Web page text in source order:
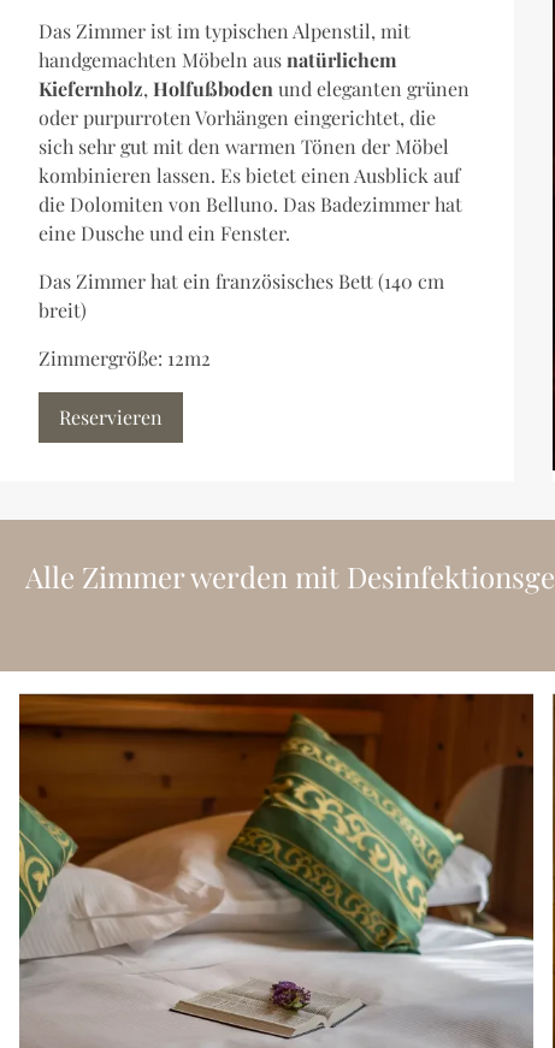
Das Zimmer ist im typischen Alpenstil, mit
handgemachten Möbeln ausnatürlichem
Kiefernholz, Holfußboden und eleganten grünen
oder purpurroten Vorhängen eingerichtet, die
sich sehr gut mit den warmen Tönen der Möbel
kombinieren lassen. Es bietet einen Ausblick auf
die Dolomiten von Belluno. Das Badezimmer hat
eine Dusche und ein Fenster.
Das Zimmer hat ein französisches Bett (140 cm
breit)
Zimmergröße: 12m2
Reservieren
Alle Zimmer werden mit